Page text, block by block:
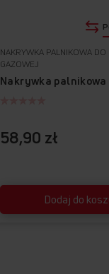
58,90 zł
NAKRYWKA PALNIKOWA DO
GAZOWEJ
Nakrywka palnikowa
Dodaj do